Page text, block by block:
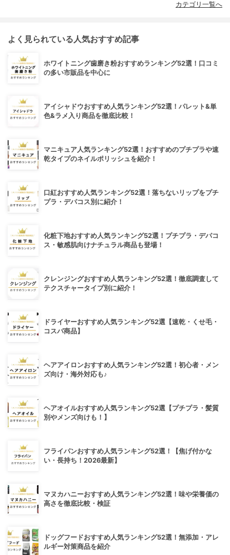
カテゴリ一覧へ
よく見られている人気おすすめ記事
ホワイトニング歯磨き粉おすすめランキング52選！口コミ
の多い市販品を中心に
アイシャドウおすすめ人気ランキング52選！パレット&単
色&ラメ入り商品を徹底比較！
マニキュア人気ランキング52選！おすすめのプチプラや速
乾タイプのネイルポリッシュを紹介！
口紅おすすめ人気ランキング52選！落ちないリップをプチ
プラ・デパコス別に紹介！
化粧下地おすすめ人気ランキング52選！プチプラ・デパコ
ス・敏感肌向けナチュラル商品も登場！
クレンジングおすすめ人気ランキング52選！徹底調査して
テクスチャータイプ別に紹介！
ドライヤーおすすめ人気ランキング52選【速乾・くせ毛・
コスパ商品】
ヘアアイロンおすすめ人気ランキング52選！初心者・メン
ズ向け・海外対応も♪
ヘアオイルおすすめ人気ランキング52選【プチプラ・髪質
別やメンズ向けも！】
フライパンおすすめ人気ランキング52選！【焦げ付かな
い・長持ち！2026最新】
マヌカハニーおすすめ人気ランキング52選！味や栄養価の
高さを徹底比較・検証
ドッグフードおすすめ人気ランキング52選！無添加・アレ
ルギー対策商品を紹介